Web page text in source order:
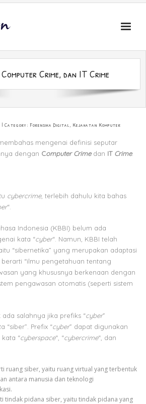
Crime, dan IT Crime
Category: Forensika Digital, Kejahatan Komputer
mengenai definisi seputar
dengan Computer Crimedan IT Crime.
cybercrime, terlebih dahulu kita bahas
“.
Indonesia (KBBI) belum ada
kata “cyber“. Namun, KBBI telah
“sibernetika” yang merupakan adaptasi
berarti “ilmu pengetahuan tentang
yang khususnya berkenaan dengan
pengawasan otomatis (seperti sistem
salahnya jika prefiks “cyber”
“siber”. Prefix “cyber” dapat digunakan
“cyberspace“, “cybercrime“, dan
ruang siber, yaitu ruang virtual yang terbentuk
antara manusia dan teknologi
tindak pidana siber, yaitu tindak pidana yang